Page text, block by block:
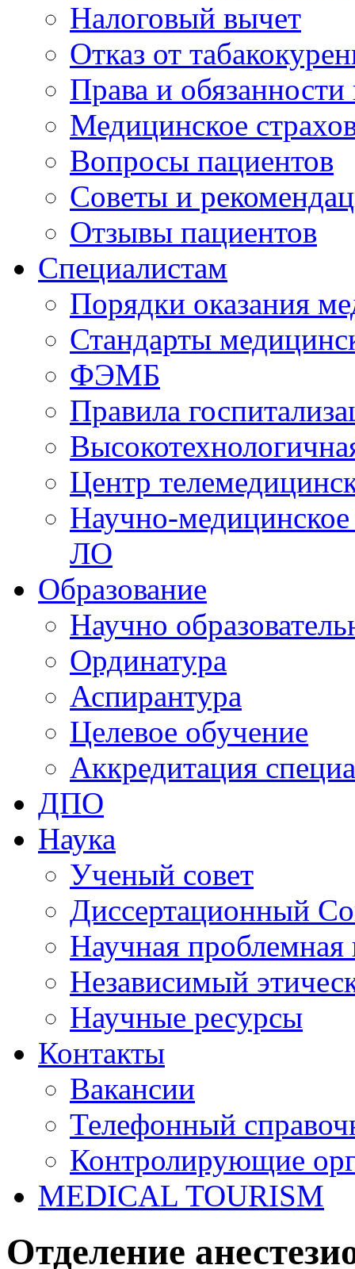
Налоговый вычет
Отказ от
Права и
Медицинское
Вопросы пациентов
Советы и
Отзывы пациентов
Специалистам
Порядки оказания
Стандарты
ФЭМБ
Правила
Центр
Научно-
ЛО
Образование
Научно
Ординатура
Аспирантура
Целевое обучение
Аккредитация
ДПО
Наука
Ученый совет
Диссертационный
Научная проблемная
Независимый
Научные ресурсы
Контакты
Вакансии
Телефонный
Контролирующие
MEDICAL TOURISM
Отделение